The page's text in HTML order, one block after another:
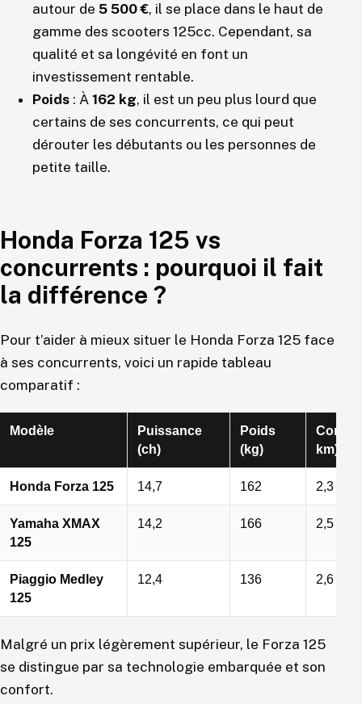
autour de 5 500 €, il se place dans le haut de
gamme des scooters 125cc. Cependant, sa
qualité et sa longévité en font un
investissement rentable.
Poids : À 162 kg, il est un peu plus lourd que
certains de ses concurrents, ce qui peut
dérouter les débutants ou les personnes de
petite taille.
Honda Forza 125 vs
concurrents : pourquoi il fait
la différence ?
Pour t’aider à mieux situer le Honda Forza 125 face
à ses concurrents, voici un rapide tableau
comparatif :
Modèle
Puissance
(ch)
Poids
(kg)
km)
Honda Forza 125 14,7 162 2,3
Yamaha XMAX
125
14,2 166 2,5
Piaggio Medley
125
12,4 136 2,6
Malgré un prix légèrement supérieur, le Forza 125
se distingue par sa technologie embarquée et son
confort.